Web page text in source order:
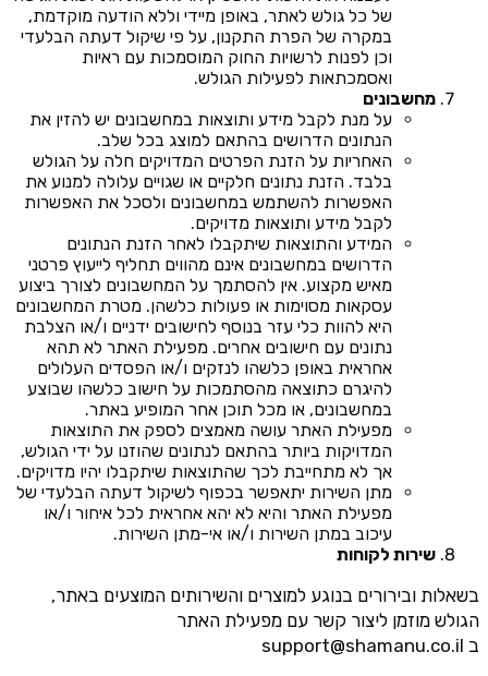
של כל גולש לאתר, באופן מיידי וללא הודעה מוקדמת,
במקרה של הפרת התקנון, על פי שיקול דעתה הבלעדי
וכן לפנות לרשויות החוק המוסמכות עם ראיות
ואסמכתאות לפעילות הגולש.
מחשבונים
על מנת לקבל מידע ותוצאות במחשבונים יש להזין את
הנתונים הדרושים בהתאם למוצג בכל שלב.
האחריות על הזנת הפרטים המדויקים חלה על הגולש
בלבד. הזנת נתונים חלקיים או שגויים עלולה למנוע את
האפשרות להשתמש במחשבונים ולסכל את האפשרות
לקבל מידע ותוצאות מדויקים.
המידע והתוצאות שיתקבלו לאחר הזנת הנתונים
הדרושים במחשבונים אינם מהווים תחליף לייעוץ פרטני
מאיש מקצוע. אין להסתמך על המחשבונים לצורך ביצוע
עסקאות מסוימות או פעולות כלשהן. מטרת המחשבונים
היא להוות כלי עזר בנוסף לחישובים ידניים ו/או הצלבת
נתונים עם חישובים אחרים. מפעילת האתר לא תהא
אחראית באופן כלשהו לנזקים ו/או הפסדים העלולים
להיגרם כתוצאה מהסתמכות על חישוב כלשהו שבוצע
במחשבונים, או מכל תוכן אחר המופיע באתר.
מפעילת האתר עושה מאמצים לספק את התוצאות
המדויקות ביותר בהתאם לנתונים שהוזנו על ידי הגולש,
אך לא מתחייבת לכך שהתוצאות שיתקבלו יהיו מדויקים.
מתן השירות יתאפשר בכפוף לשיקול דעתה הבלעדי של
מפעילת האתר והיא לא יהא אחראית לכל איחור ו/או
עיכוב במתן השירות ו/או אי-מתן השירות.
שירות לקוחות
בשאלות ובירורים בנוגע למוצרים והשירותים המוצעים באתר,
הגולש מוזמן ליצור קשר עם מפעילת האתר
ב support@shamanu.co.il